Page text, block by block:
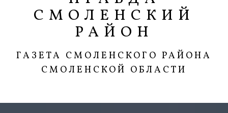
СМОЛЕНСКИЙ
РАЙОН
ГАЗЕТА СМОЛЕНСКОГО РАЙОНА
СМОЛЕНСКОЙ ОБЛАСТИ